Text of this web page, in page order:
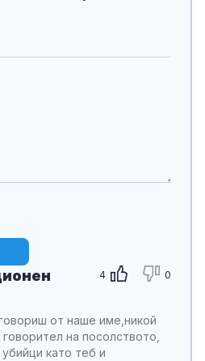
4 0
от наше име,никой
на посолството,
като теб и